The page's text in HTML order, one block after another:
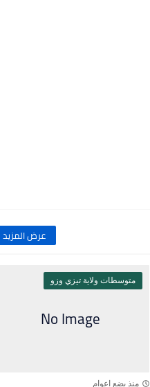
عرض المزيد
متوسطات ولاية تيزي وزو
منذ بضع اعوام